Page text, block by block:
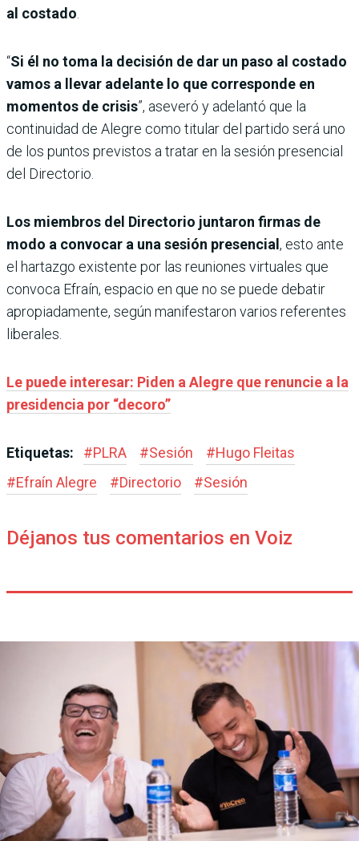
al costado
“Si él no toma la decisión de dar un paso al costado
vamos a llevar adelante lo que corresponde en
momentos de crisis”, aseveró y adelantó que la
continuidad de Alegre como titular del partido será uno
de los puntos previstos a tratar en la sesión presencial
del Directorio.
Los miembros del Directorio juntaron firmas de
modo a convocar a una sesión presencial, esto ante
el hartazgo existente por las reuniones virtuales que
convoca Efraín, espacio en que no se puede debatir
apropiadamente, según manifestaron varios referentes
liberales.
Le puede interesar: Piden a Alegre que renuncie a la
presidencia por “decoro”
Etiquetas: #PLRA #Sesión #Hugo Fleitas
#Efraín Alegre #Directorio #Sesión
Déjanos tus comentarios en Voiz